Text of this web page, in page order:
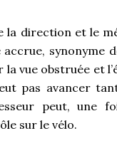
la direction et le
synonyme
vue obstruée et
pas avancer
peut, une
sur le vélo.